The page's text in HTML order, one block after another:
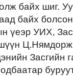
байх шиг.
байх
үеэр УИХ,
Засгийн